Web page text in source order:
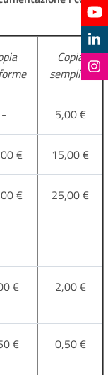
Copia
semplice
- 5,00 €
€ 15,00 €
€ 25,00 €
€ 2,00 €
€ 0,50 €